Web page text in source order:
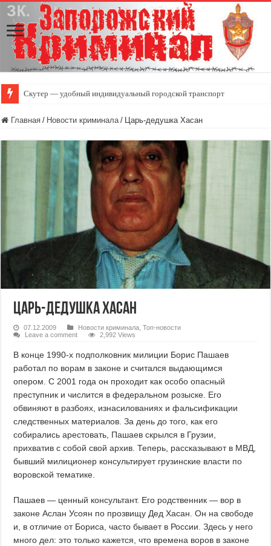
Скутер — удобный индивидуальный городской транспорт
Главная / Новости криминала / Царь-дедушка Хасан
Царь-дедушка Хасан
07.12.2009 Новости криминала ,Топ-новости
Leave a comment
2,992 Views
В конце 1990-х подполковник милиции Борис Пашаев
работал по ворам в законе и считался выдающимся
опером. С 2001 года он проходит как особо опасный
преступник и числится в федеральном розыске. Его
обвиняют в разбоях, изнасилованиях и фальсификации
следственных материалов. За день до того, как его
собирались арестовать, Пашаев скрылся в Грузии,
прихватив с собой свой архив. Теперь, рассказывают в МВД,
бывший милиционер консультирует грузинские власти по
воровской тематике.
Пашаев — ценный консультант. Его родственник — вор в
законе Аслан Усоян по прозвищу Дед Хасан. Он на свободе
и, в отличие от Бориса, часто бывает в России. Здесь у него
много дел: это только кажется, что времена воров в законе